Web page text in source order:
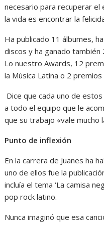
necesario para recuperar el
la vida es encontrar la
Ha publicado 11 álbumes,
discos y ha ganado
Lo nuestro Awards, 12
la Música Latina o 2
Dice que cada uno de
a todo el equipo que le
que su trabajo «vale mucho
Punto de inflexión
En la carrera de Juanes ha
uno de ellos fue la
incluía el tema ‘La camisa
pop rock latino.
Nunca imaginó que esa